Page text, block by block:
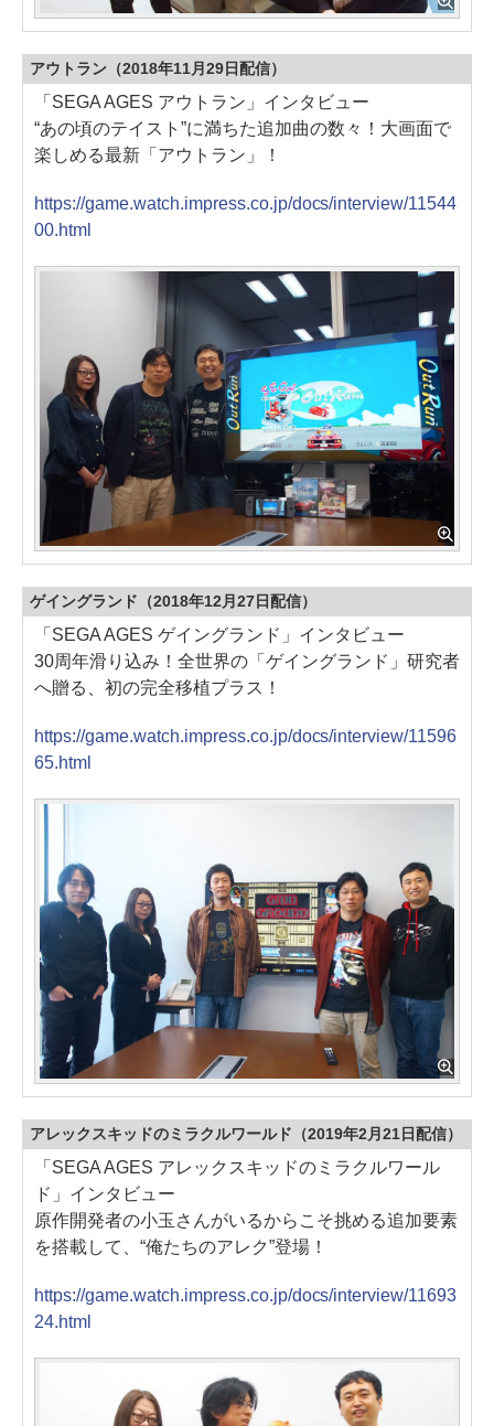
アウトラン（2018年11月29日配信）
「SEGA AGES アウトラン」インタビュー
“あの頃のテイスト”に満ちた追加曲の数々！大画面で
楽しめる最新「アウトラン」！
https://game.watch.impress.co.jp/docs/interview/11544
00.html
ゲイングランド（2018年12月27日配信）
「SEGA AGES ゲイングランド」インタビュー
30周年滑り込み！全世界の「ゲイングランド」研究者
へ贈る、初の完全移植プラス！
https://game.watch.impress.co.jp/docs/interview/11596
65.html
アレックスキッドのミラクルワールド（2019年2月21日配信）
「SEGA AGES アレックスキッドのミラクルワール
ド」インタビュー
原作開発者の小玉さんがいるからこそ挑める追加要素
を搭載して、“俺たちのアレク”登場！
https://game.watch.impress.co.jp/docs/interview/11693
24.html